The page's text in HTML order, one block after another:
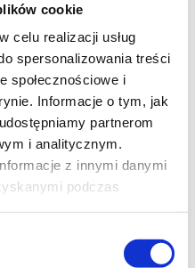
cookie
celu realizacji usług
spersonalizowania treści
społecznościowe i
Informacje o tym, jak
partnerom
i analitycznym.
z innymi danymi
podczas